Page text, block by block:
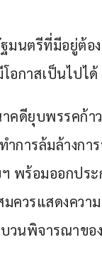
มนตรีที่มีอยู่ต้อ
อกาสเป็นไปได้
คดียุบพรรคก้า
การล้มล้างกา
พร้อมออกประ
ควรแสดงควา
วนพิจารณาขอ